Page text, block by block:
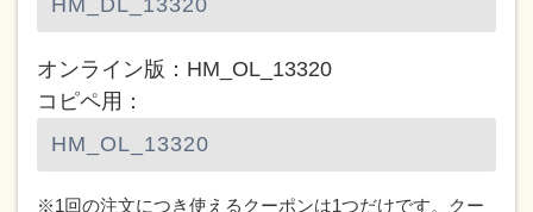
オンライン版：HM_OL_13320
コピペ用：
※1回の注文につき使えるクーポンは1つだけです。クー